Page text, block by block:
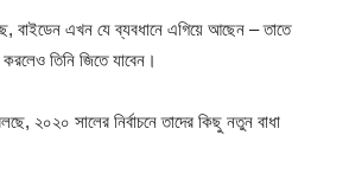
বাইডেন এখন যে ব্যবধানে এগিয়ে আছেন – তাতে
তিনি জিতে যাবেন।
২০২০ সালের নির্বাচনে তাদের কিছু নতুন বাধা